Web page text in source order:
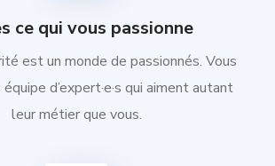
ce qui vous passionne
est un monde de passionnés. Vous
d’expert·e·s qui aiment autant
leur métier que vous.